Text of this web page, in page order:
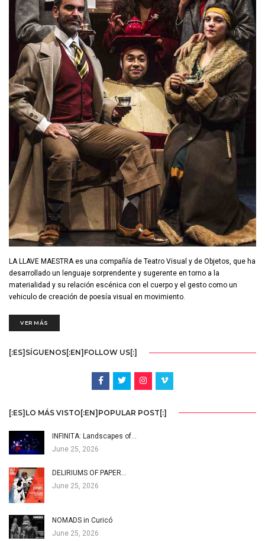
LA LLAVE MAESTRA es una compañía de Teatro Visual y de Objetos, que ha
desarrollado un lenguaje sorprendente y sugerente en torno a la
materialidad y su relación escénica con el cuerpo y el gesto como un
vehiculo de creación de poesía visual en movimiento.
VER MÁS
[:ES]SÍGUENOS[:EN]FOLLOW US[:]
[:ES]LO MÁS VISTO[:EN]POPULAR POST[:]
INFINITA: Landscapes of…
June 25, 2026
DELIRIUMS OF PAPER…
June 25, 2026
NOMADS in Curicó
June 25, 2026